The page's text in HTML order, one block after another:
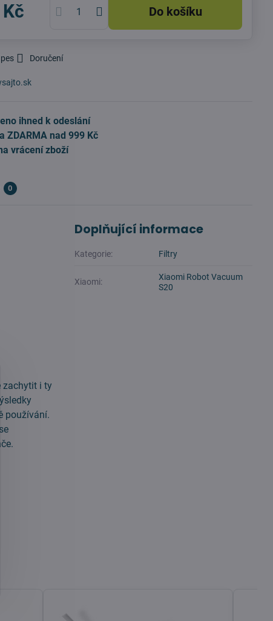
Do košíku
Doručení
ihned k odeslání
ZDARMA nad 999 Kč
vrácení zboží
0
zachytit i ty
používání.
Doplňující informace
Kategorie: Filtry
Xiaomi:
Xiaomi Robot Vacuum
S20